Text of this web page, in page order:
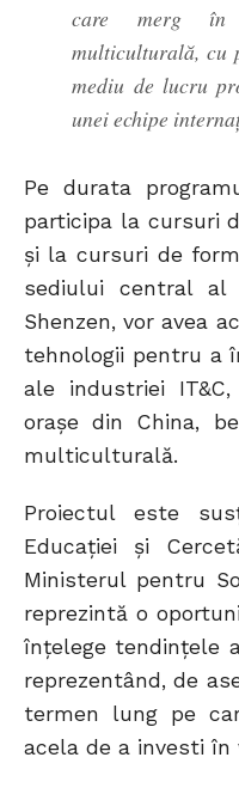
care merg în
multiculturală, cu
mediu de lucru
unei echipe
Pe durata
participa la cursuri
și la cursuri de
sediului central al
Shenzen, vor avea
tehnologii pentru a
ale industriei
orașe din China,
multiculturală.
Proiectul este
Educației și
Ministerul pentru
reprezintă o
înțelege tendințele
reprezentând, de
termen lung pe
acela de a investi